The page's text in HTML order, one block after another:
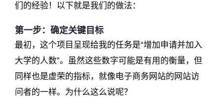
们的经验！以下就是我们的做法：
第一步：确定关键目标
最初，这个项目呈现给我的任务是“增加申请并加入
大学的人数”。虽然这些数字可能是有用的衡量，但
同样也是虚荣的指标，就像电子商务网站的网站访
问者的一样。为什么这么说呢？